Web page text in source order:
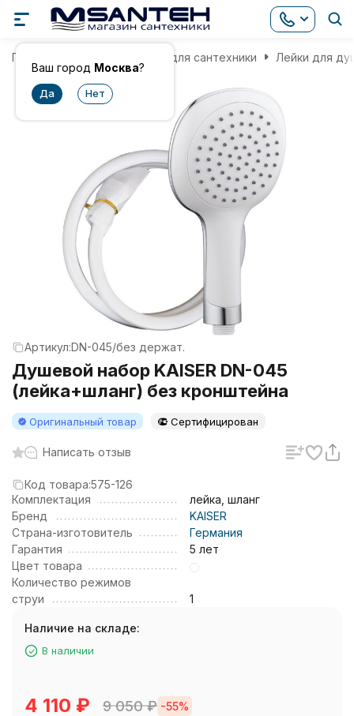
Ваш город Москва?
Главная Комплектующие для сантехники Лейки для
Артикул:DN-045/без держат.
Душевой набор KAISER DN-045
(лейка+шланг) без кронштейна
Оригинальный товар Сертифицирован
Написать отзыв
Код товара:575-126
Комплектация
лейка, шланг
Бренд
KAISER
Страна-изготовитель
Германия
Гарантия
5 лет
Цвет товара
Количество режимов
струи
1
Наличие на складе:
В наличии
4 110 ₽ 9 050₽ -55%